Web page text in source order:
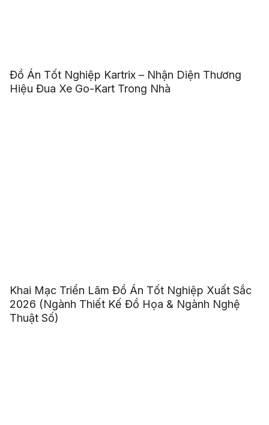
Đồ Án Tốt Nghiệp Kartrix – Nhận Diện Thương
Hiệu Đua Xe Go-Kart Trong Nhà
Khai Mạc Triển Lãm Đồ Án Tốt Nghiệp Xuất Sắc
2026 (Ngành Thiết Kế Đồ Họa & Ngành Nghệ
Thuật Số)